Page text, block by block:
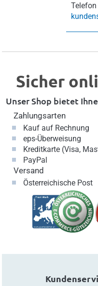
Telefon
Sicher
Unser Shop bietet
Zahlungsarten
Kauf auf Rechnung
eps-Überweisung
Kreditkarte (Visa,
PayPal
Versand
Österreichische Post